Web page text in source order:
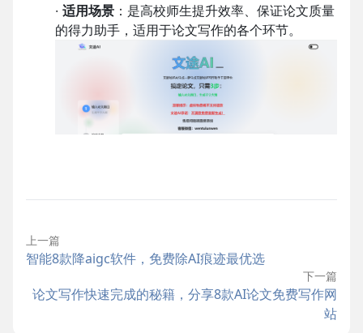
· 适用场景 ：是高校师生提升效率、保证论文质量
的得力助手，适用于论文写作的各个环节。
上一篇
智能8款降aigc软件，免费除AI痕迹最优选
下一篇
论文写作快速完成的秘籍，分享8款AI论文免费写作网
站